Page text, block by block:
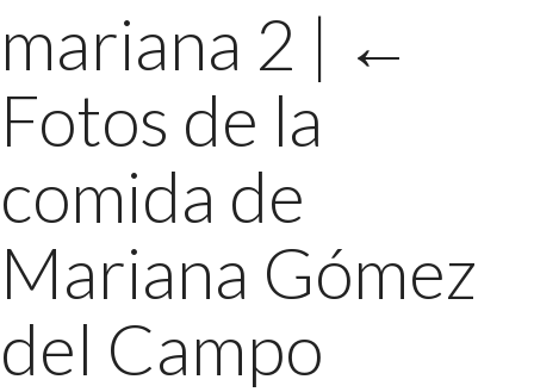
mariana 2 | ←
Fotos de la
comida de
Mariana Gómez
del Campo